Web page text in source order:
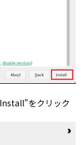
をクリック